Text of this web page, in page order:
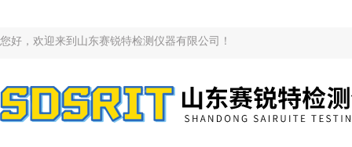
您好，欢迎来到山东赛锐特检测仪器有限公司！